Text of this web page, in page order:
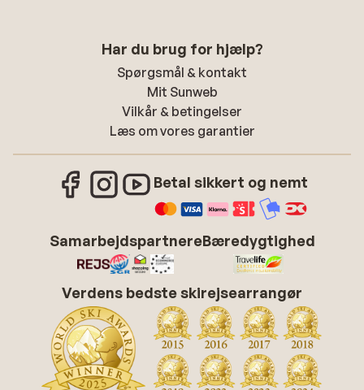
Har du brug for hjælp?
Spørgsmål & kontakt
Mit Sunweb
Vilkår & betingelser
Læs om vores garantier
Betal sikkert og nemt
SamarbejdspartnereBæredygtighed
Verdens bedste skirejsearrangør